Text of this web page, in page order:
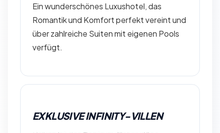
Ein wunderschönes Luxushotel, das
Romantik und Komfort perfekt vereint und
über zahlreiche Suiten mit eigenen Pools
verfügt.
EXKLUSIVE INFINITY-VILLEN